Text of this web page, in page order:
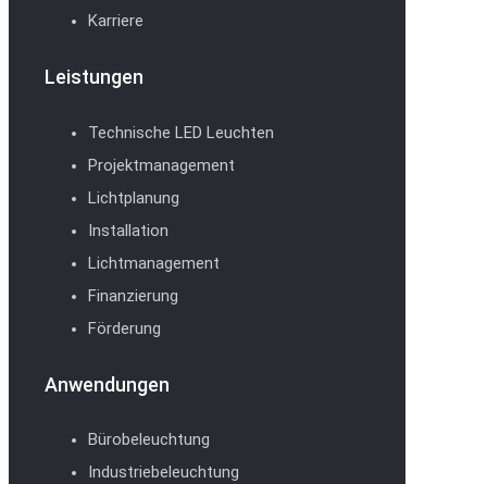
Karriere
Leistungen
Technische LED Leuchten
Projektmanagement
Lichtplanung
Installation
Lichtmanagement
Finanzierung
Förderung
Anwendungen
Bürobeleuchtung
Industriebeleuchtung